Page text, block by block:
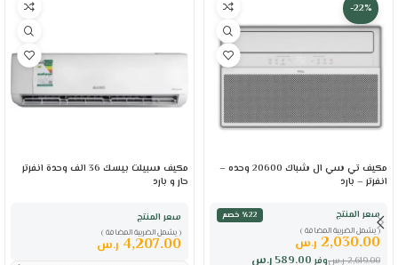
-22%
مكيف تي سي ال شباك 20600 وحده –
انفرتر – بارد
سعر المنتج
٪22 خصم
( يشمل الضريبة المضافة )
2,030.00 ر.س
وفر 589.00 ر.س 2,619.00 ر.س
مكيف سبيلت بيسك 36 الف وحدة انفرتر
حار و بارد
سعر المنتج
( يشمل الضريبة المضافة )
4,207.00 ر.س